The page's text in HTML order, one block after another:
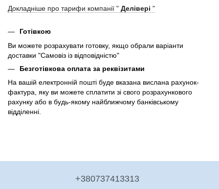
Докладніше про тарифи компанії " Делівері "
Готівкою
Ви можете розрахувати готовку, якщо обрали варіанти
доставки "Самовіз із відповідністю"
Безготівкова оплата за реквізитами
На вашій електронній пошті буде вказана вислана рахунок-
фактура, яку ви можете сплатити зі свого розрахункового
рахунку або в будь-якому найближчому банківському
відділенні.
+380737413313